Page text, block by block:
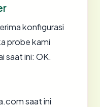
konfigurasi
probe kami
saat ini: OK.
saat ini